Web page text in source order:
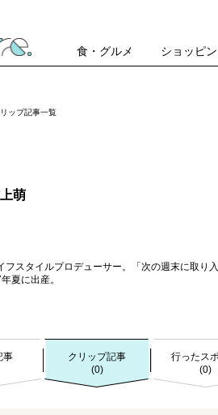
食・グルメ ショッピ
ップ記事一覧
萌
フスタイルプロデューサー。「次の週末に取
夏に出産。
事
クリップ記事
(0)
行ったス
(0)